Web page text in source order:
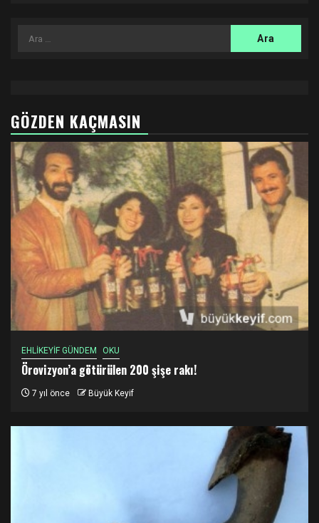
Arama:
GÖZDEN KAÇMASIN
EHLİKEYİF GÜNDEM OKU
Örovizyon’a götürülen 200 şişe rakı!
7 yıl önce Büyük Keyif